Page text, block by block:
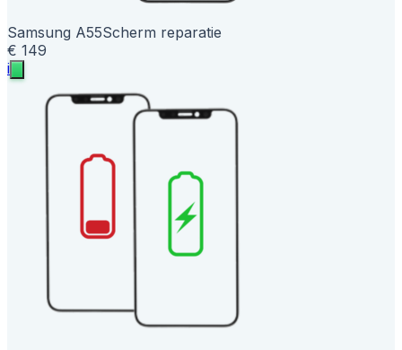
Samsung A55Scherm reparatie
€ 149
i